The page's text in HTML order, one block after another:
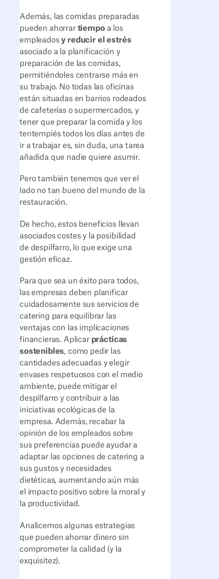
Además, las comidas preparadas
pueden ahorrar tiempo a los
empleadosy reducir el estrés
asociado a la planificación y
preparación de las comidas,
permitiéndoles centrarse más en
su trabajo. No todas las oficinas
están situadas en barrios rodeados
de cafeterías o supermercados, y
tener que preparar la comida y los
tentempiés todos los días antes de
ir a trabajar es, sin duda, una tarea
añadida que nadie quiere asumir.
Pero también tenemos que ver el
lado no tan bueno del mundo de la
restauración.
De hecho, estos beneficios llevan
asociados costes y la posibilidad
de despilfarro, lo que exige una
gestión eficaz.
Para que sea un éxito para todos,
las empresas deben planificar
cuidadosamente sus servicios de
catering para equilibrar las
ventajas con las implicaciones
financieras. Aplicar prácticas
sostenibles, como pedir las
cantidades adecuadas y elegir
envases respetuosos con el medio
ambiente, puede mitigar el
despilfarro y contribuir a las
iniciativas ecológicas de la
empresa. Además, recabar la
opinión de los empleados sobre
sus preferencias puede ayudar a
adaptar las opciones de catering a
sus gustos y necesidades
dietéticas, aumentando aún más
el impacto positivo sobre la moral y
la productividad.
Analicemos algunas estrategias
que pueden ahorrar dinero sin
comprometer la calidad (y la
exquisitez).